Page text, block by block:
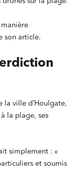
son article.
la ville d’Houlgate,
la plage, ses
simplement : «
et soumis